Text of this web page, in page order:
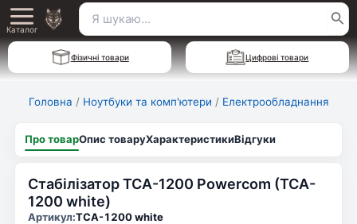
Перейти
до
вмісту
Main
Menu
Каталог
Пошук
для:
Фізичні товари Цифрові товари
Головна / Ноутбуки та комп'ютери / Електрообладнання
Про товарОпис товаруХарактеристикиВідгуки
Стабілізатор TCA-1200 Powercom (TCA-
1200 white)
Артикул:TCA-1200 white